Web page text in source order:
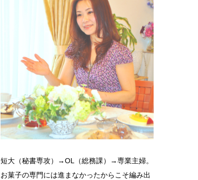
短大（秘書専攻）→OL（総務課）→専業主婦。
お菓子の専門には進まなかったからこそ編み出